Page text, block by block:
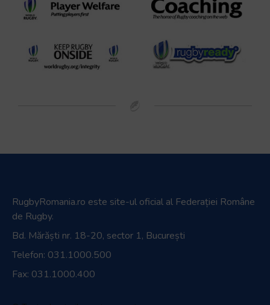
RugbyRomania.ro este site-ul oficial al Federației Române
de Rugby.
Bd. Mărăști nr. 18-20, sector 1, București
Telefon: 031.1000.500
Fax: 031.1000.400